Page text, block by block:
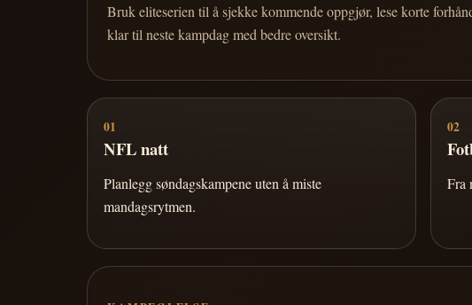
Bruk eliteserien til å sjekke kommende oppgjør, lese korte
klar til neste kampdag med bedre oversikt.
01
NFL natt
Planlegg søndagskampene uten å miste
mandagsrytmen.
02
Fra